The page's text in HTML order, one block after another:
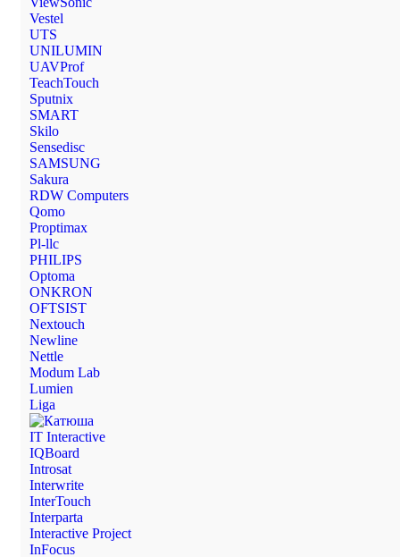
Vestel
UTS
UNILUMIN
UAVProf
TeachTouch
Sputnix
SMART
Skilo
Sensedisc
SAMSUNG
Sakura
RDW Computers
Qomo
Proptimax
Pl-llc
PHILIPS
Optoma
ONKRON
OFTSIST
Nextouch
Newline
Nettle
Modum Lab
Lumien
Liga
IT Interactive
IQBoard
Introsat
Interwrite
InterTouch
Interparta
Interactive Project
InFocus